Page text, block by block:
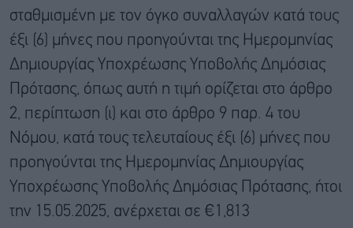
σταθμισμένη με τον όγκο συναλλαγών κατά τους
έξι (6) μήνες που προηγούνται της Ημερομηνίας
Δημιουργίας Υποχρέωσης Υποβολής Δημόσιας
Πρότασης, όπως αυτή η τιμή ορίζεται στο άρθρο
2, περίπτωση (ι) και στο άρθρο 9 παρ. 4 του
Νόμου, κατά τους τελευταίους έξι (6) μήνες που
προηγούνται της Ημερομηνίας Δημιουργίας
Υποχρέωσης Υποβολής Δημόσιας Πρότασης, ήτοι
την 15.05.2025, ανέρχεται σε €1,813